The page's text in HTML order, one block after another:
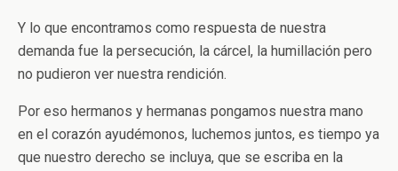
Y lo que encontramos como respuesta de nuestra
demanda fue la persecución, la cárcel, la humillación pero
no pudieron ver nuestra rendición.
Por eso hermanos y hermanas pongamos nuestra mano
en el corazón ayudémonos, luchemos juntos, es tiempo ya
que nuestro derecho se incluya, que se escriba en la